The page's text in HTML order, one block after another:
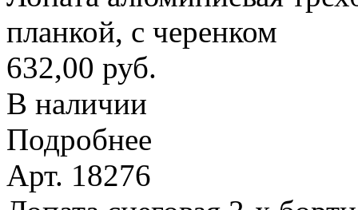
планкой, с черенком
632,00 руб.
В наличии
Подробнее
Арт. 18276